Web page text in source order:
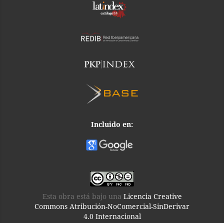
Incluido en:
Esta obra está bajo una Licencia Creative
Commons Atribución-NoComercial-SinDerivar
4.0 Internacional